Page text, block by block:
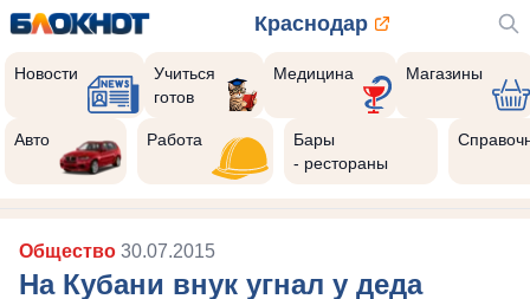
Краснодар
Новости
Учиться
готов
Медицина Магазины
Авто Работа
Бары
- рестораны
Общество 30.07.2015
На Кубани внук угнал у деда